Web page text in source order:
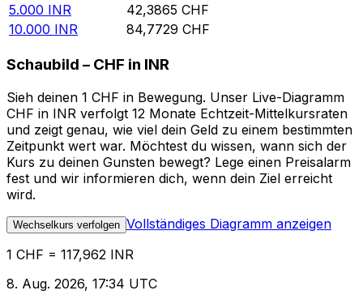
5.000 INR 42,3865 CHF
10.000 INR 84,7729 CHF
Schaubild – CHF in INR
Sieh deinen 1 CHF in Bewegung. Unser Live-Diagramm
CHF in INR verfolgt 12 Monate Echtzeit-Mittelkursraten
und zeigt genau, wie viel dein Geld zu einem bestimmten
Zeitpunkt wert war. Möchtest du wissen, wann sich der
Kurs zu deinen Gunsten bewegt? Lege einen Preisalarm
fest und wir informieren dich, wenn dein Ziel erreicht
wird.
Wechselkurs verfolgen Vollständiges Diagramm anzeigen
1 CHF = 117,962 INR
8. Aug. 2026, 17:34 UTC